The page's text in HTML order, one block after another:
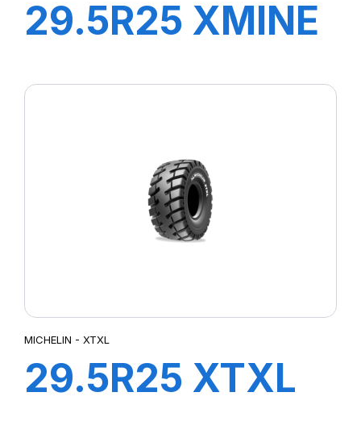
29.5R25 XMINE
MICHELIN - XTXL
29.5R25 XTXL